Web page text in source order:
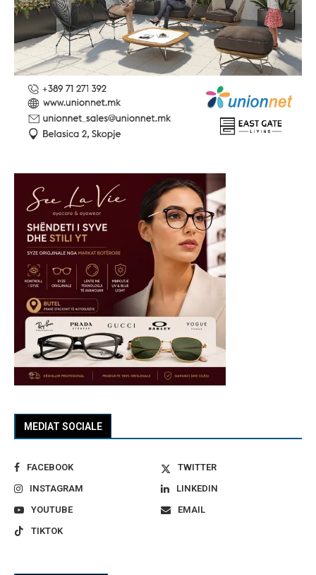
MEDIAT SOCIALE
FACEBOOK
TWITTER
INSTAGRAM
LINKEDIN
YOUTUBE
EMAIL
TIKTOK